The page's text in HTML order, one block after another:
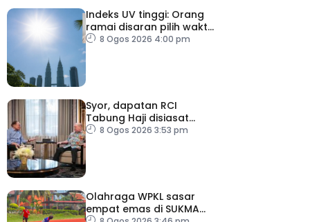
Indeks UV tinggi: Orang
ramai disaran pilih waktu
sesuai untuk aktiviti luar
8 Ogos 2026 4:00 pm
Syor, dapatan RCI
Tabung Haji disiasat
tanpa kompromi – PM
8 Ogos 2026 3:53 pm
Olahraga WPKL sasar
empat emas di SUKMA